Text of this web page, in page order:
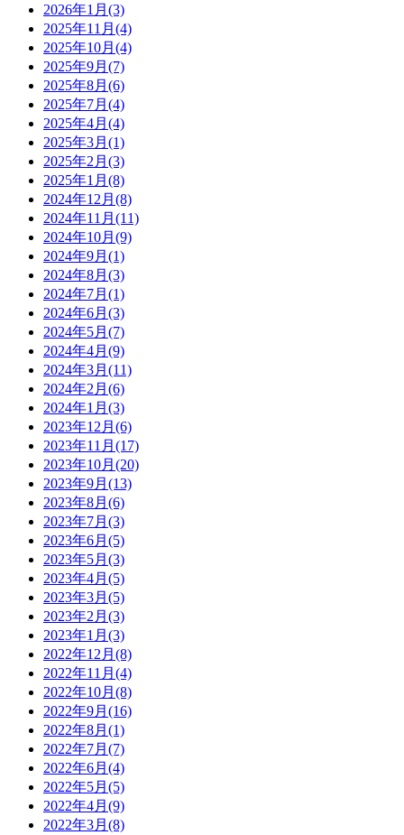
2026年1月(3)
2025年11月(4)
2025年10月(4)
2025年9月(7)
2025年8月(6)
2025年7月(4)
2025年4月(4)
2025年3月(1)
2025年2月(3)
2025年1月(8)
2024年12月(8)
2024年11月(11)
2024年10月(9)
2024年9月(1)
2024年8月(3)
2024年7月(1)
2024年6月(3)
2024年5月(7)
2024年4月(9)
2024年3月(11)
2024年2月(6)
2024年1月(3)
2023年12月(6)
2023年11月(17)
2023年10月(20)
2023年9月(13)
2023年8月(6)
2023年7月(3)
2023年6月(5)
2023年5月(3)
2023年4月(5)
2023年3月(5)
2023年2月(3)
2023年1月(3)
2022年12月(8)
2022年11月(4)
2022年10月(8)
2022年9月(16)
2022年8月(1)
2022年7月(7)
2022年6月(4)
2022年5月(5)
2022年4月(9)
2022年3月(8)